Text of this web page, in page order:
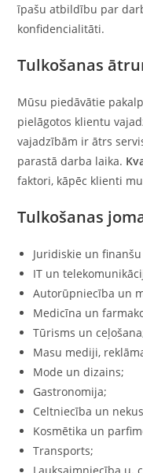
īpašu atbildību par
konfidencialitāti.
Tulkošanas
Mūsu piedāvātie
pielāgotos klientu
vajadzībām ir ātrs
parastā darba laika.
faktori, kāpēc klienti
Tulkošanas
Juridiskie un
IT un
Autorūpniecība un
Medicīna un
Tūrisms un
Masu mediji,
Mode un dizains;
Gastronomija;
Celtniecība un
Kosmētika un
Transports;
Lauksaimniecība u.